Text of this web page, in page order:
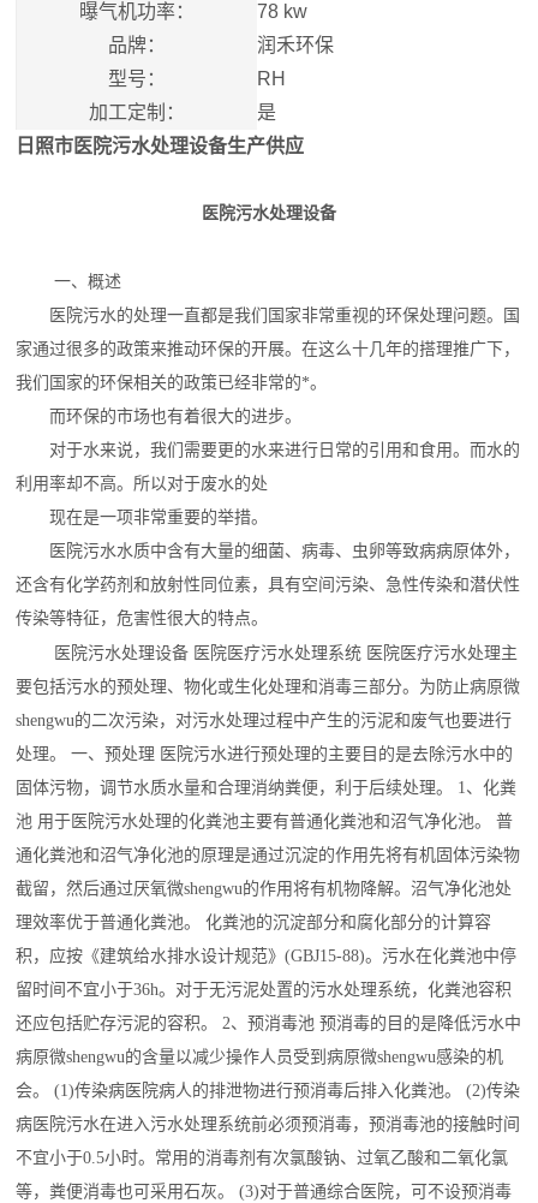
曝气机功率：
78 kw
品牌：
润禾环保
型号：
RH
加工定制：
是
日照市医院污水处理设备生产供应
医院污水处理设备
一、概述
医院污水的处理一直都是我们国家非常重视的环保处理问题。国
家通过很多的政策来推动环保的开展。在这么十几年的搭理推广下，
我们国家的环保相关的政策已经非常的*。
而环保的市场也有着很大的进步。
对于水来说，我们需要更的水来进行日常的引用和食用。而水的
利用率却不高。所以对于废水的处
现在是一项非常重要的举措。
医院污水水质中含有大量的细菌、病毒、虫卵等致病病原体外，
还含有化学药剂和放射性同位素，具有空间污染、急性传染和潜伏性
传染等特征，危害性很大的特点。
医院污水处理设备 医院医疗污水处理系统 医院医疗污水处理主
要包括污水的预处理、物化或生化处理和消毒三部分。为防止病原微
shengwu的二次污染，对污水处理过程中产生的污泥和废气也要进行
处理。 一、预处理 医院污水进行预处理的主要目的是去除污水中的
固体污物，调节水质水量和合理消纳粪便，利于后续处理。 1、化粪
池 用于医院污水处理的化粪池主要有普通化粪池和沼气净化池。 普
通化粪池和沼气净化池的原理是通过沉淀的作用先将有机固体污染物
截留，然后通过厌氧微shengwu的作用将有机物降解。沼气净化池处
理效率优于普通化粪池。 化粪池的沉淀部分和腐化部分的计算容
积，应按《建筑给水排水设计规范》(GBJ15-88)。污水在化粪池中停
留时间不宜小于36h。对于无污泥处置的污水处理系统，化粪池容积
还应包括贮存污泥的容积。 2、预消毒池 预消毒的目的是降低污水中
病原微shengwu的含量以减少操作人员受到病原微shengwu感染的机
会。 (1)传染病医院病人的排泄物进行预消毒后排入化粪池。 (2)传染
病医院污水在进入污水处理系统前必须预消毒，预消毒池的接触时间
不宜小于0.5小时。常用的消毒剂有次氯酸钠、过氧乙酸和二氧化氯
等，粪便消毒也可采用石灰。 (3)对于普通综合医院，可不设预消毒